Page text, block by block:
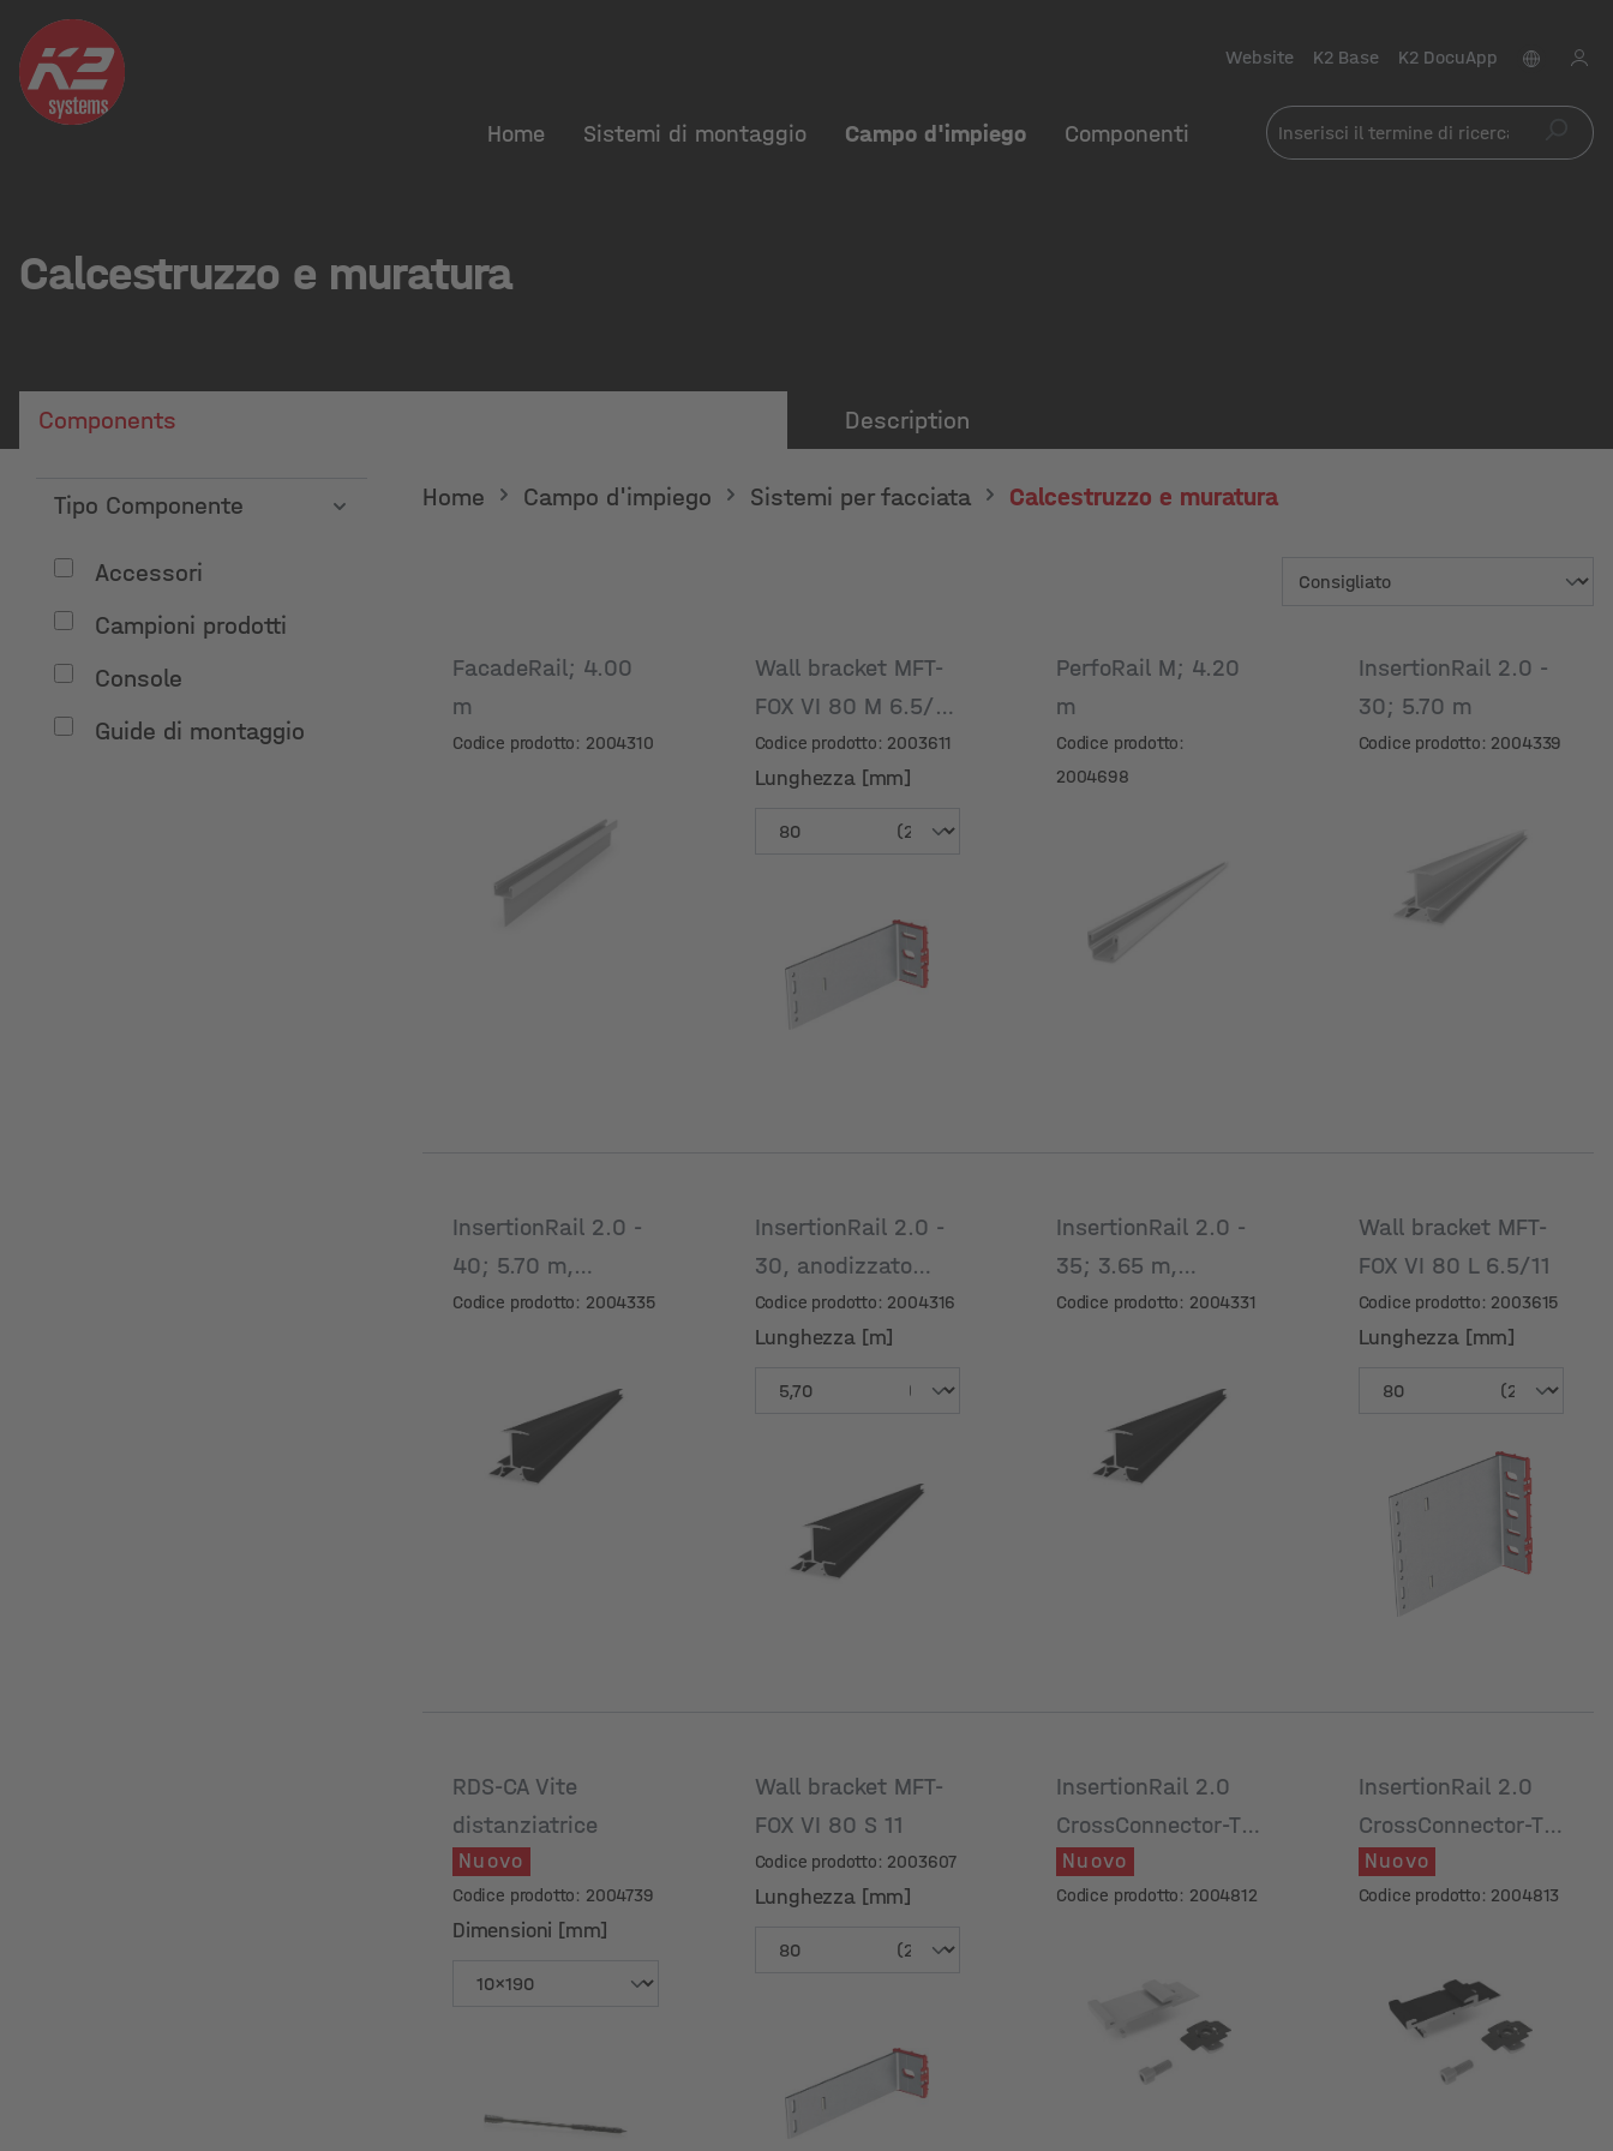
Website K2 Base K2 DocuApp
Home Sistemi di montaggio Campo d'impiego Componenti
Calcestruzzo e muratura
Components Description
Tipo Componente
Accessori
Campioni prodotti
Console
Guide di montaggio
Home Campo d'impiego Sistemi per facciata Calcestruzzo e muratura
FacadeRail; 4.00
m
Codice prodotto: 2004310
Wall bracket MFT-
FOX VI 80 M 6.5/11
Codice prodotto: 2003611
Lunghezza [mm]
Lunghezza [mm]
PerfoRail M; 4.20
m
Codice prodotto:
2004698
InsertionRail 2.0 -
30; 5.70 m
Codice prodotto: 2004339
InsertionRail 2.0 -
40; 5.70 m,
anodizzato nero
Codice prodotto: 2004335
InsertionRail 2.0 -
30, anodizzato
nero
Codice prodotto: 2004316
Lunghezza [m]
Lunghezza [m]
InsertionRail 2.0 -
35; 3.65 m,
anodizzato nero
Codice prodotto: 2004331
Wall bracket MFT-
FOX VI 80 L 6.5/11
Codice prodotto: 2003615
Lunghezza [mm]
Lunghezza [mm]
RDS-CA Vite
distanziatrice
Nuovo
Codice prodotto: 2004739
Dimensioni [mm]
Wall bracket MFT-
FOX VI 80 S 11
Codice prodotto: 2003607
Lunghezza [mm]
Lunghezza [mm]
InsertionRail 2.0
CrossConnector-T
Set
Nuovo
Codice prodotto: 2004812
InsertionRail 2.0
CrossConnector-T
Set, anodizzato
nero
Nuovo
Codice prodotto: 2004813